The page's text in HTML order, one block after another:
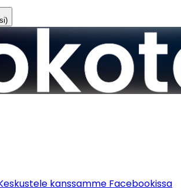
kanssamme Facebookissa